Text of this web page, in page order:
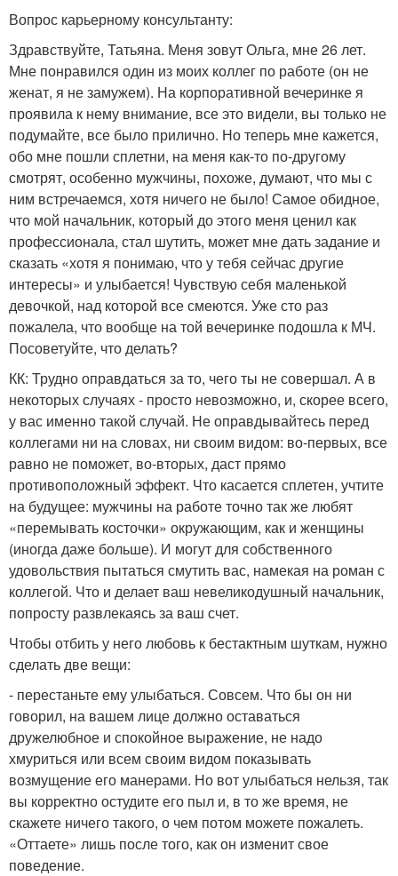
Вопрос карьерному консультанту:
Здравствуйте, Татьяна. Меня зовут Ольга, мне 26 лет.
Мне понравился один из моих коллег по работе (он не
женат, я не замужем). На корпоративной вечеринке я
проявила к нему внимание, все это видели, вы только не
подумайте, все было прилично. Но теперь мне кажется,
обо мне пошли сплетни, на меня как-то по-другому
смотрят, особенно мужчины, похоже, думают, что мы с
ним встречаемся, хотя ничего не было! Самое обидное,
что мой начальник, который до этого меня ценил как
профессионала, стал шутить, может мне дать задание и
сказать «хотя я понимаю, что у тебя сейчас другие
интересы» и улыбается! Чувствую себя маленькой
девочкой, над которой все смеются. Уже сто раз
пожалела, что вообще на той вечеринке подошла к МЧ.
Посоветуйте, что делать?
КК: Трудно оправдаться за то, чего ты не совершал. А в
некоторых случаях - просто невозможно, и, скорее всего,
у вас именно такой случай. Не оправдывайтесь перед
коллегами ни на словах, ни своим видом: во-первых, все
равно не поможет, во-вторых, даст прямо
противоположный эффект. Что касается сплетен, учтите
на будущее: мужчины на работе точно так же любят
«перемывать косточки» окружающим, как и женщины
(иногда даже больше). И могут для собственного
удовольствия пытаться смутить вас, намекая на роман с
коллегой. Что и делает ваш невеликодушный начальник,
попросту развлекаясь за ваш счет.
Чтобы отбить у него любовь к бестактным шуткам, нужно
сделать две вещи:
- перестаньте ему улыбаться. Совсем. Что бы он ни
говорил, на вашем лице должно оставаться
дружелюбное и спокойное выражение, не надо
хмуриться или всем своим видом показывать
возмущение его манерами. Но вот улыбаться нельзя, так
вы корректно остудите его пыл и, в то же время, не
скажете ничего такого, о чем потом можете пожалеть.
«Оттаете» лишь после того, как он изменит свое
поведение.